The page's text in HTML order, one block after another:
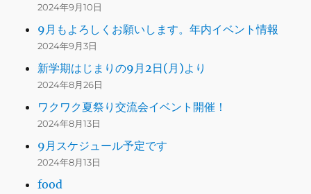
2024年9月10日
9月もよろしくお願いします。年内イベント情報
2024年9月3日
新学期はじまりの9月2日(月)より
2024年8月26日
ワクワク夏祭り交流会イベント開催！
2024年8月13日
9月スケジュール予定です
2024年8月13日
food